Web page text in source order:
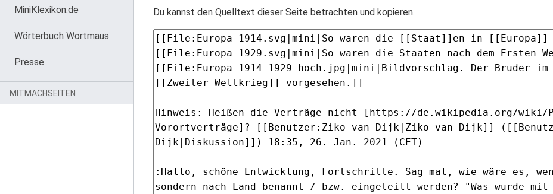
Du kannst den Quelltext dieser Seite betrachten und kopieren.
MiniKlexikon.de
Wörterbuch Wortmaus
Presse
MITMACHSEITEN